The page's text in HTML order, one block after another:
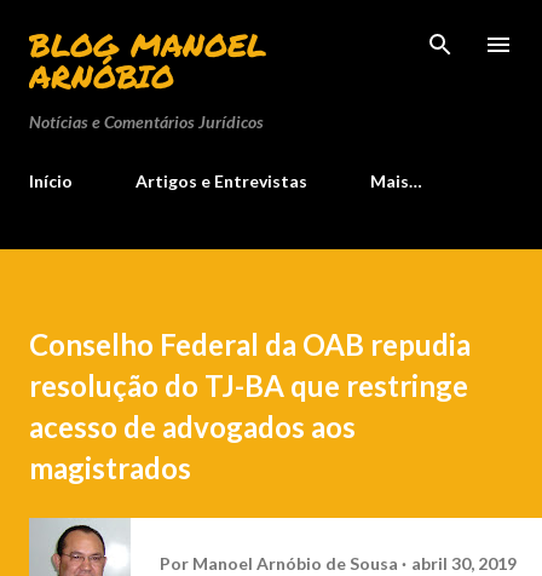
Pular para o conteúdo principal
BLOG MANOEL
ARNÓBIO
Notícias e Comentários Jurídicos
Início Artigos e Entrevistas Mais…
Conselho Federal da OAB repudia
resolução do TJ-BA que restringe
acesso de advogados aos
magistrados
Por Manoel Arnóbio de Sousa abril 30, 2019